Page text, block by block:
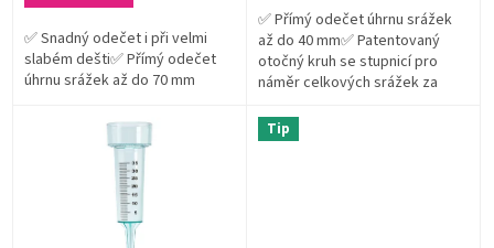
✅ Snadný odečet i při velmi
slabém dešti✅ Přímý odečet
úhrnu srážek až do 70 mm
✅ Přímý odečet úhrnu srážek
až do 40 mm✅ Patentovaný
otočný kruh se stupnicí pro
náměr celkových srážek za
Tip